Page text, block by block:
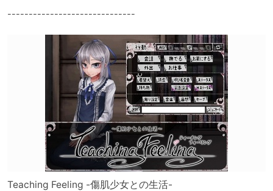
------------------------------
Teaching Feeling -傷肌少女との生活-